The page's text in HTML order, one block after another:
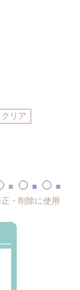
■ ■
■
・削除に使用